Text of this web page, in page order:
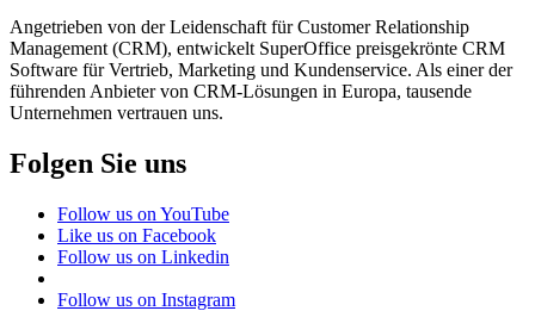
Angetrieben von der Leidenschaft für Customer Relationship
Management (CRM), entwickelt SuperOffice preisgekrönte CRM
Software für Vertrieb, Marketing und Kundenservice. Als einer der
führenden Anbieter von CRM-Lösungen in Europa, tausende
Unternehmen vertrauen uns.
Folgen Sie uns
Follow us on YouTube
Like us on Facebook
Follow us on Linkedin
Follow us on Instagram